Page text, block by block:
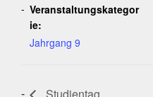
Veranstaltungskategor
ie:
Jahrgang 9